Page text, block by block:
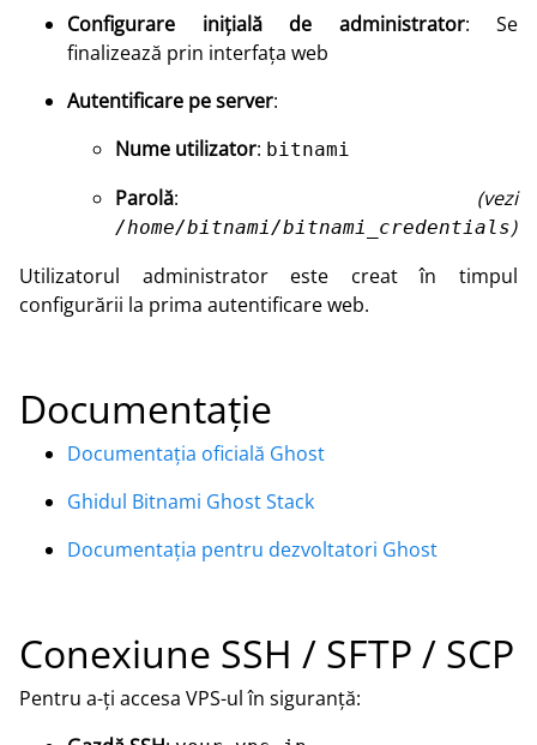
Configurare inițială de administrator: Se
finalizează prin interfața web
Autentificare pe server:
Nume utilizator: bitnami
Parolă: (vezi
/home/bitnami/bitnami_credentials)
Utilizatorul administrator este creat în timpul
configurării la prima autentificare web.
Documentație
Documentația oficială Ghost
Ghidul Bitnami Ghost Stack
Documentația pentru dezvoltatori Ghost
Conexiune SSH / SFTP / SCP
Pentru a-ți accesa VPS-ul în siguranță: